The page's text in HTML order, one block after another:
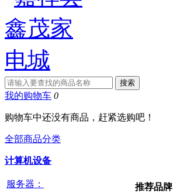
我的购物车 0
购物车中还没有商品，赶紧选购吧！
全部商品分类
计算机设备
服务器： 推荐品牌